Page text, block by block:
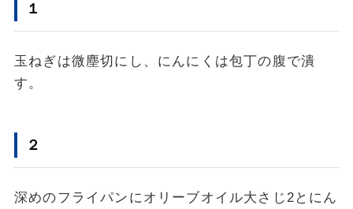
１
玉ねぎは微塵切にし、にんにくは包丁の腹で潰
す。
２
深めのフライパンにオリーブオイル大さじ2とにん